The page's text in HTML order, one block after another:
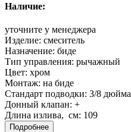
Наличие:
уточните у менеджера
Изделие: смеситель
Назначение: биде
Тип управления: рычажный
Цвет: хром
Монтаж: на биде
Стандарт подводки: 3/8 дюйма
Донный клапан: +
Длина излива, см: 109
Подробнее